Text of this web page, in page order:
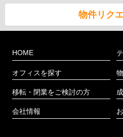
物件リク
HOME
オフィスを探す
移転・閉業をご検討の方
会社情報